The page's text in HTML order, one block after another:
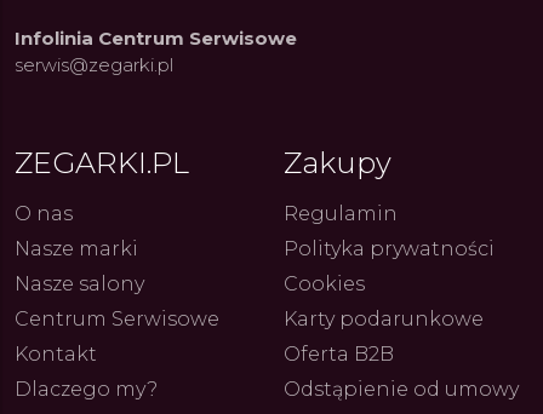
Constant: Pasja,
27.07.2026
Fenomen marki Festina. Od
kolarskich pasji do ikonicznych
kolekcji zegarków
ZEGARKI.PL 4.08.2026
Infolinia Centrum Serwisowe
serwis@zegarki.pl
ZEGARKI.PL
O nas
Nasze marki
Nasze salony
Centrum Serwisowe
Kontakt
Dlaczego my?
Zakupy
Regulamin
Polityka prywatności
Cookies
Karty podarunkowe
Oferta B2B
Odstąpienie od umowy